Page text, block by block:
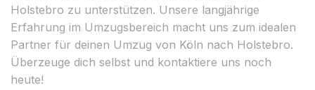
Holstebro zu unterstützen. Unsere langjährige
Erfahrung im Umzugsbereich macht uns zum idealen
Partner für deinen Umzug von Köln nach Holstebro.
Überzeuge dich selbst und kontaktiere uns noch
heute!